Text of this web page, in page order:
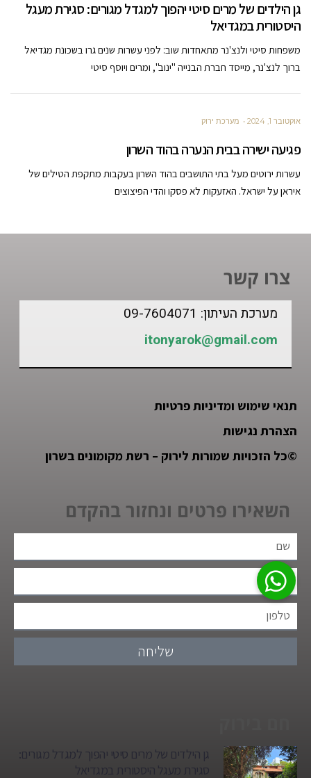
גן הילדים של מרים סיטי יהפוך למגדל מגורים: סגירת מעגל
היסטורית במגדיאל
משפחות סיטי ולנצ'נר מתאחדות שוב: לפני עשרות שנים גרו בשכונת מגדיאל
ברוך לנצ'נר, מייסד חברת הבנייה "ינוב", ומרים ויוסף סיטי
אוקטובר 1, 2024 מערכת ירוק
פגיעה ישירה בבית הנערה בהוד השרון
עשרות ירוטים מעל בתי התושבים בהוד השרון בעקבות מתקפת הטילים של
איראן על ישראל. האזעקות לא פסקו והדי הפיצוצים
צרו קשר
מערכת העיתון: 09-7604071
itonyarok@gmail.com
תנאי שימוש ומדיניות פרטיות
הצהרת נגישות
©כל הזכויות שמורות לירוק – רשת מקומונים בשרון
השאירו פרטים ונחזור בהקדם
שליחה
גן הילדים של מרים סיטי יהפוך למגדל מגורים:
סגירת מעגל היסטורית במגדיאל